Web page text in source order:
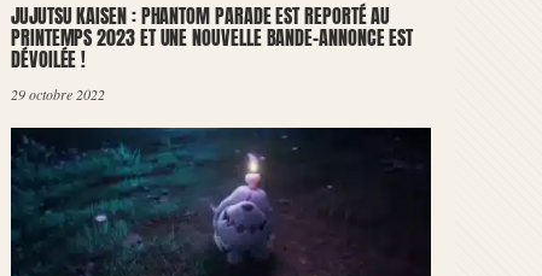
JUJUTSU KAISEN : PHANTOM PARADE EST REPORTÉ AU
PRINTEMPS 2023 ET UNE NOUVELLE BANDE-ANNONCE EST
DÉVOILÉE !
29 octobre 2022